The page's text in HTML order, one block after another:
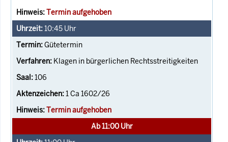
Termin aufgehoben
10:45 Uhr
Gütetermin
Klagen in bürgerlichen Rechtsstreitigkeiten
106
1 Ca 1602/26
Termin aufgehoben
Ab 11:00 Uhr